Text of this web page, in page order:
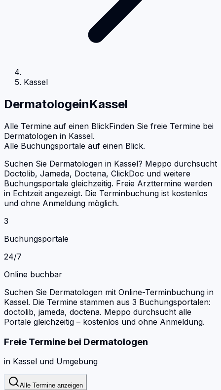
Kassel
DermatologeinKassel
Alle Termine auf einen BlickFinden Sie freie Termine bei
Dermatologen in Kassel.
Alle Buchungsportale auf einen Blick.
Suchen Sie Dermatologen in Kassel? Meppo durchsucht
Doctolib, Jameda, Doctena, ClickDoc und weitere
Buchungsportale gleichzeitig. Freie Arzttermine werden
in Echtzeit angezeigt. Die Terminbuchung ist kostenlos
und ohne Anmeldung möglich.
3
Buchungsportale
24/7
Online buchbar
Suchen Sie Dermatologen mit Online-Terminbuchung in
Kassel. Die Termine stammen aus 3 Buchungsportalen:
doctolib, jameda, doctena. Meppo durchsucht alle
Portale gleichzeitig – kostenlos und ohne Anmeldung.
Freie Termine bei Dermatologen
in Kassel und Umgebung
Alle Termine anzeigen